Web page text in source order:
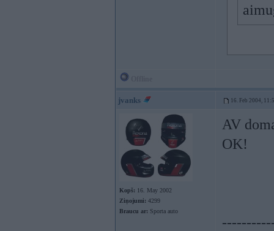
jvanks 16. Feb 2004,
Kopš: 16. May 2002
Ziņojumi: 4299
Braucu ar: Sporta auto
AV
OK!